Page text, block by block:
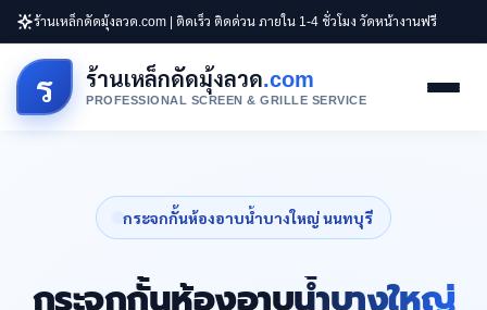
ร้านเหล็กดัดมุ้งลวด.com | ติดเร็ว ติดด่วน ภายใน 1-4 ชั่วโมง วัดหน้างานฟรี
ร ร้านเหล็กดัดมุ้งลวด.com
PROFESSIONAL SCREEN & GRILLE SERVICE
กระจกกั้นห้องอาบน้ำบางใหญ่ นนทบุรี